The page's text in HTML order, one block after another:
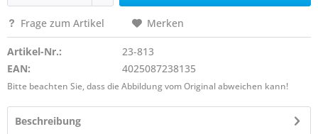
Frage zum Artikel Merken
Artikel-Nr.:
23-813
EAN:
4025087238135
Bitte beachten Sie, dass die Abbildung vom Original abweichen kann!
Beschreibung